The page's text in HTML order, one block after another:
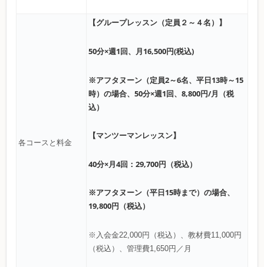
各コースと料金
【グループレッスン（定員２～４名）】
50分×週1回、月16,500円(税込)
※アフタヌーン（定員2～6名、平日13時～15
時）の場合、50分×週1回、8,800円/月（税
込）
【マンツーマンレッスン】
40分×月4回：29,700円（税込）
※アフタヌーン（平日15時まで）の場合、
19,800円（税込）
※入会金22,000円（税込）、教材費11,000円
（税込）、管理費1,650円／月